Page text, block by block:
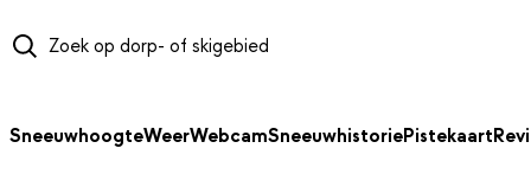
SneeuwhoogteWeerWebcamSneeuwhistoriePistekaart